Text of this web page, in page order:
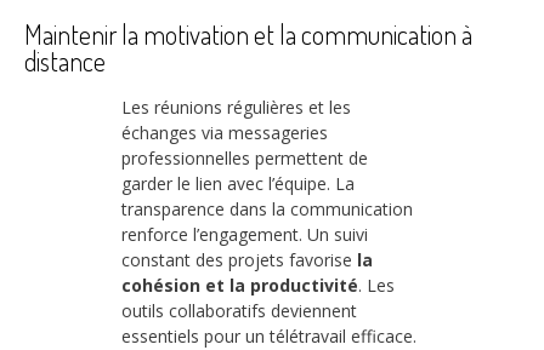
Maintenir la motivation et la communication à
distance
Les réunions régulières et les
échanges via messageries
professionnelles permettent de
garder le lien avec l’équipe. La
transparence dans la communication
renforce l’engagement. Un suivi
constant des projets favorise la
cohésion et la productivité. Les
outils collaboratifs deviennent
essentiels pour un télétravail efficace.